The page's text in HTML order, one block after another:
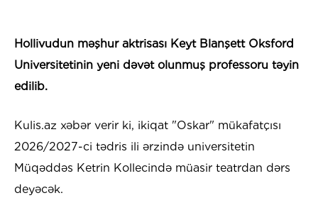
Hollivudun məşhur aktrisası Keyt Blanşett Oksford
Universitetinin yeni dəvət olunmuş professoru təyin
edilib.
Kulis.az xəbər verir ki, ikiqat "Oskar" mükafatçısı
2026/2027-ci tədris ili ərzində universitetin
Müqəddəs Ketrin Kollecində müasir teatrdan dərs
deyəcək.